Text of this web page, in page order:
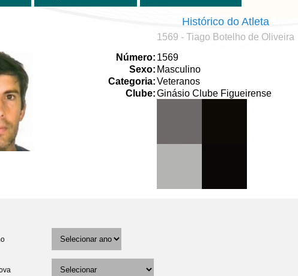
Histórico do Atleta
1569 - Tiago Botelho de Oliveira
Número: 1569
Sexo: Masculino
Categoria:Veteranos
Clube:Ginásio Clube Figueirense